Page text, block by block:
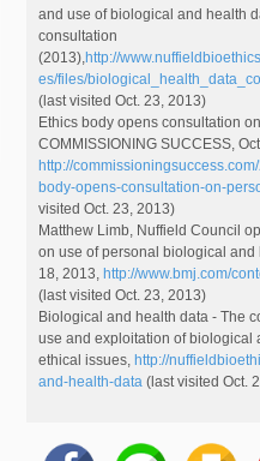
and use of biological and health
consultation
(2013),http://
es/files/
(last visited Oct. 23, 2013)
Ethics body opens consultation
COMMISSIONING SUCCESS,
http://
body-opens-consultation-on-
visited Oct. 23, 2013)
Matthew Limb, Nuffield Council
on use of personal biological and
18, 2013, http://www.bmj.com/
(last visited Oct. 23, 2013)
Biological and health data - The
use and exploitation of biological
ethical issues, http://
and-health-data(last visited Oct.